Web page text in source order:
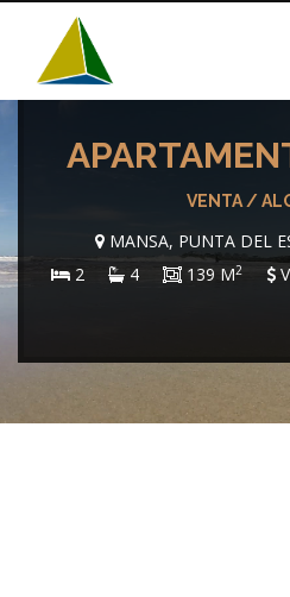
VENTA /
MANSA, PUNTA DEL
2
4 139 M2